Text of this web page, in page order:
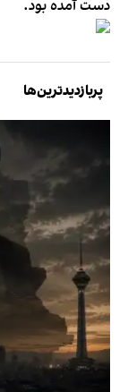
دست آمده بود.
پربازدیدترین‌ها